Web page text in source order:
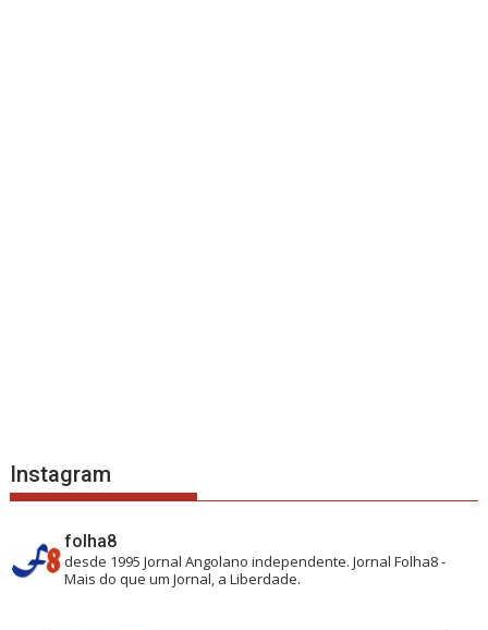
Instagram
folha8
desde 1995 Jornal Angolano independente.Jornal Folha8 -
Mais do que um Jornal, a Liberdade.